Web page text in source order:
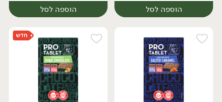
הוספה לסל הוספה לסל